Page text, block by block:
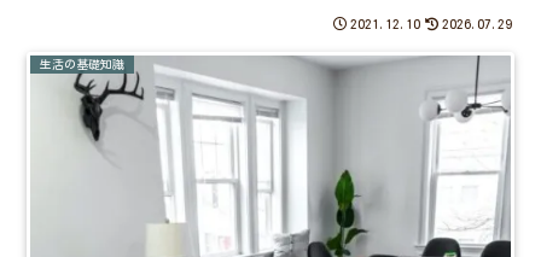
2021.12.10 2026.07.29
生活の基礎知識